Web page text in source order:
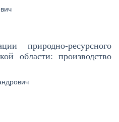
природно-ресурсного
области: производство